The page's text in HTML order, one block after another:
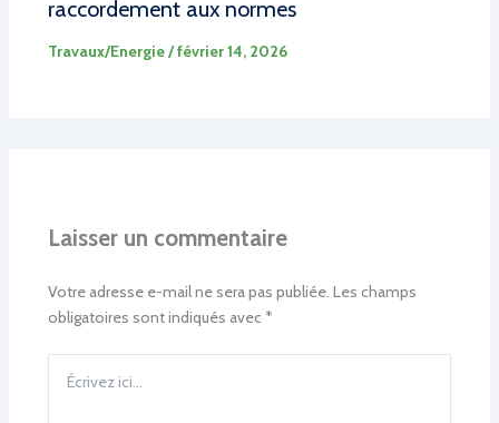
raccordement aux normes
Travaux/Energie/février 14, 2026
Laisser un commentaire
Votre adresse e-mail ne sera pas publiée. Les champs
obligatoires sont indiqués avec *
ici…